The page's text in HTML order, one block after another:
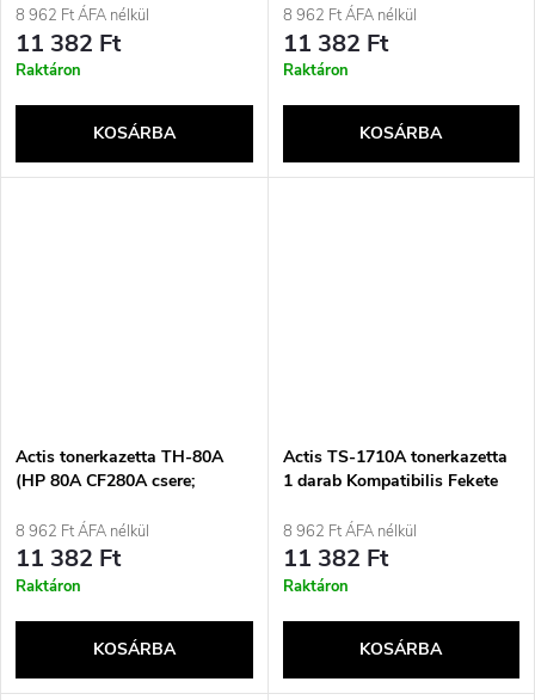
8 962 Ft ÁFA nélkül
11 382 Ft
Raktáron
KOSÁRBA
3000 oldal; fekete)
8 962 Ft ÁFA nélkül
11 382 Ft
Raktáron
KOSÁRBA
Actis tonerkazetta TH-80A
(HP 80A CF280A csere;
8 962 Ft ÁFA nélkül
11 382 Ft
Raktáron
KOSÁRBA
Actis TS-1710A tonerkazetta
1 darab Kompatibilis Fekete
8 962 Ft ÁFA nélkül
11 382 Ft
Raktáron
KOSÁRBA